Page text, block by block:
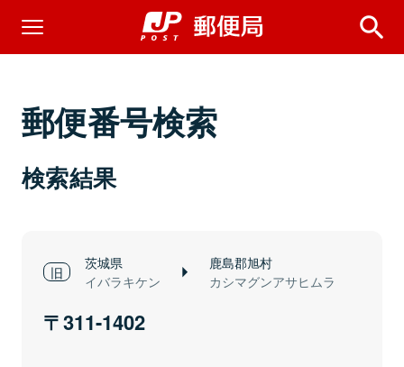
郵便番号検索
検索結果
茨城県
イバラキケン
鹿島郡旭村
カシマグンアサヒムラ
311-1402